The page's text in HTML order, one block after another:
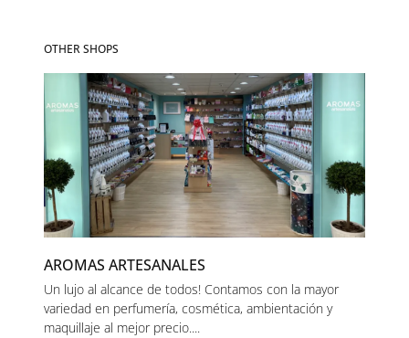
OTHER SHOPS
AROMAS ARTESANALES
Un lujo al alcance de todos! Contamos con la mayor
variedad en perfumería, cosmética, ambientación y
maquillaje al mejor precio....